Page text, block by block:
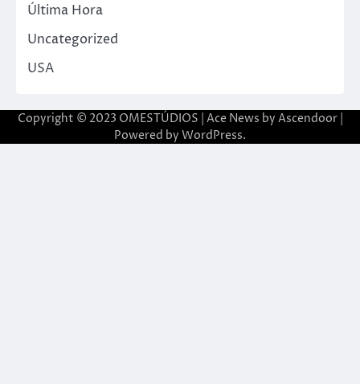
Última Hora
Uncategorized
USA
Copyright © 2023 OMESTÚDIOS | Ace News by Ascendoor|
Powered by WordPress.